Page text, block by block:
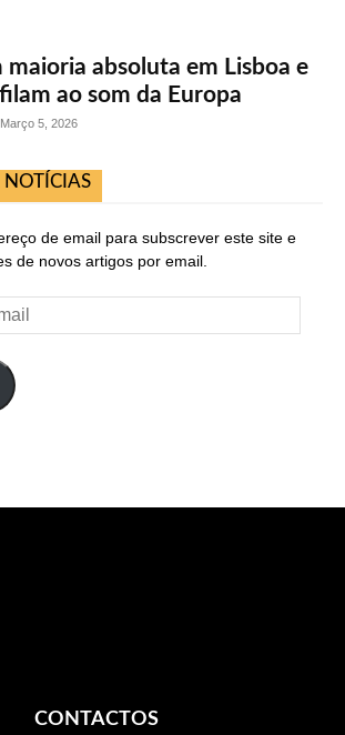
maioria absoluta em Lisboa e
ao som da Europa
Março 5, 2026
NOTÍCIAS
de email para subscrever este site e
de novos artigos por email.
CONTACTOS